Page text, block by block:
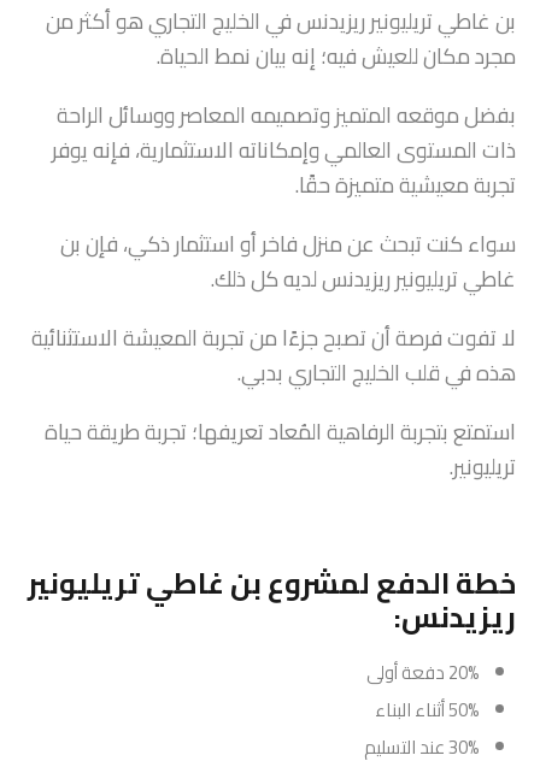
بن غاطي تريليونير ريزيدنس في الخليج التجاري هو أكثر من
مجرد مكان للعيش فيه؛ إنه بيان نمط الحياة.
بفضل موقعه المتميز وتصميمه المعاصر ووسائل الراحة
ذات المستوى العالمي وإمكاناته الاستثمارية، فإنه يوفر
تجربة معيشية متميزة حقًا.
سواء كنت تبحث عن منزل فاخر أو استثمار ذكي، فإن بن
غاطي تريليونير ريزيدنس لديه كل ذلك.
لا تفوت فرصة أن تصبح جزءًا من تجربة المعيشة الاستثنائية
هذه في قلب الخليج التجاري بدبي.
استمتع بتجربة الرفاهية المُعاد تعريفها؛ تجربة طريقة حياة
تريليونير.
خطة الدفع لمشروع بن غاطي تريليونير
ريزيدنس:
20% دفعة أولى
50% أثناء البناء
30% عند التسليم